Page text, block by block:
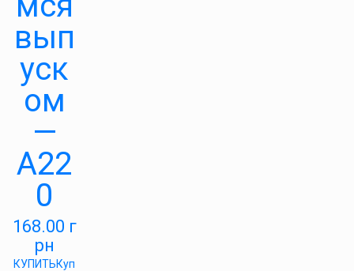
вып
уск
ом
—
A22
0
168.00 г
рн
КУПИТЬКуп